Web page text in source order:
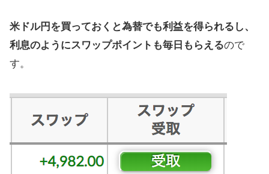
米ドル円を買っておくと為替でも利益を得られるし、
利息のようにスワップポイントも毎日もらえるので
す。